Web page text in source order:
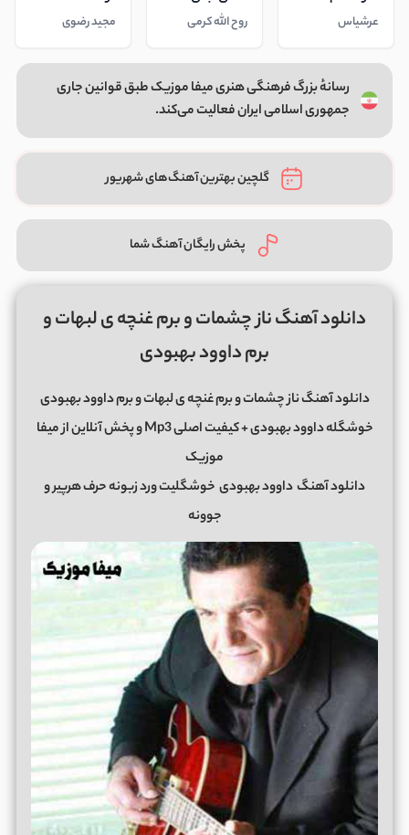
عرشیاس روح الله کرمی مجید رضوی
رسانهٔ بزرگ فرهنگی هنری میفا موزیک طبق قوانین جاری
جمهوری اسلامی ایران فعالیت می‌کند.
گلچین بهترین آهنگ‌های شهریور
پخش رایگان آهنگ شما
دانلود آهنگ ناز چشمات و برم غنچه ی لبهات و
برم داوود بهبودی
دانلود آهنگ ناز چشمات و برم غنچه ی لبهات و برم داوود بهبودی
خوشگله داوود بهبودی + کیفیت اصلی Mp3 و پخش آنلاین از میفا
موزیک
دانلود آهنگداوود بهبودی خوشگلیت ورد زبونه حرف هرپیر و
جوونه